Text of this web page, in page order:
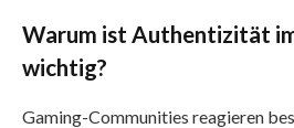
Warum ist Authentizität
wichtig?
Gaming-Communities reagieren